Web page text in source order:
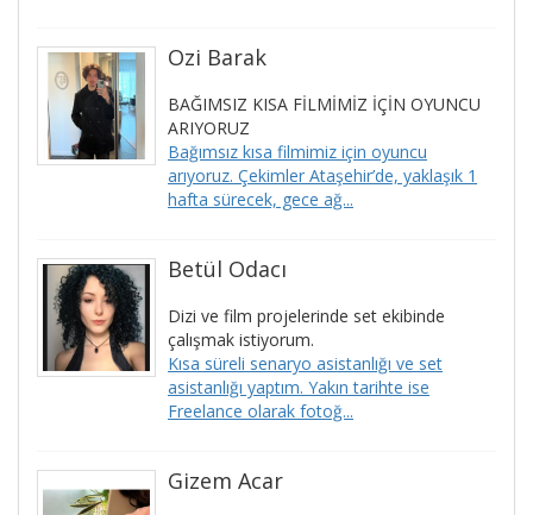
Ozi Barak
BAĞIMSIZ KISA FİLMİMİZ İÇİN OYUNCU
ARIYORUZ
Bağımsız kısa filmimiz için oyuncu
arıyoruz. Çekimler Ataşehir’de, yaklaşık 1
hafta sürecek, gece ağ...
Betül Odacı
Dizi ve film projelerinde set ekibinde
çalışmak istiyorum.
Kısa süreli senaryo asistanlığı ve set
asistanlığı yaptım. Yakın tarihte ise
Freelance olarak fotoğ...
Gizem Acar